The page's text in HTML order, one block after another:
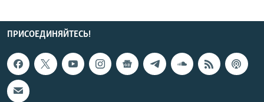
ПРИСОЕДИНЯЙТЕСЬ!